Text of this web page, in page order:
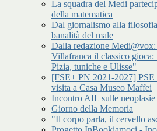
La squadra del Medi
della matematica
Dal giornalismo alla
banalità del male
Dalla redazione
Villafranca il classico gioca:
Pizia, tuniche e Ulisse"
[FSE+ PN 2021-2027]
visita a Casa Museo Maffei
Incontro AIL sulle
Giorno della Memoria
"Il corpo parla, il cervello